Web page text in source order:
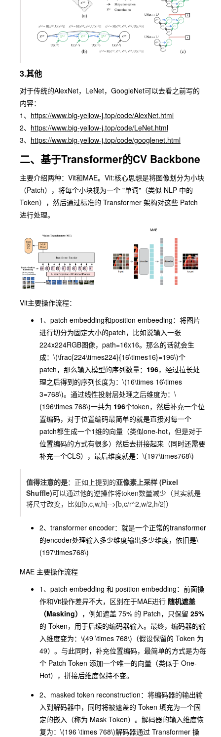
3.其他
对于传统的AlexNet， LeNet， GoogleNet可以去看之前写的
内容：
1、 https://www.big-yellow-j.top/code/AlexNet.html
2、 https://www.big-yellow-j.top/code/LeNet.html
3、 https://www.big-yellow-j.top/code/googlenet.html
二、基于Transformer的CV Backbone
主要介绍两种： Vit和MAE。 Vit:核心思想是将图像划分为小块
（Patch），将每个小块视为一个 "单词"（类似 NLP 中的
Token），然后通过标准的 Transformer 架构对这些 Patch
进行处理。
Vit主要操作流程：
1、 patch embedding和position embeeding：将图片
进行切分为固定大小的patch，比如说输入一张
224x224RGB图像，path=16x16。那么的话就会生
成： \(\frac{224\times224}{16\times16}=196\)个
patch，那么输入模型的序列数量： 196，经过拉长处
理之后得到的序列长度为： \(16\times 16\times
3=768\)。通过线性投射层处理之后维度为： \
(196\times 768\)一共为 196个token，然后补充一个位
置编码，对于位置编码最简单的就是直接对每一个
patch都生成一个1维的向量（类似one-hot，但是对于
位置编码的方式有很多）然后去拼接起来（同时还需要
补充一个CLS），最后维度就是： \(197\times768\)
值得注意的是：正如上提到的亚像素上采样 (Pixel
Shuffle)可以通过他的逆操作将token数量减少（其实就是
将尺寸改变，比如[b,c,w,h]-->[b,c/r^2,w/2,h/2]）
2、 transformer encoder：就是一个正常的transformer
的encoder处理输入多少维度输出多少维度，依旧是\
(197\times768\)
MAE 主要操作流程
1、 patch embedding 和 position embedding：前面操
作和Vit操作差异不大，区别在于MAE进行 随机遮盖
（Masking） ，例如遮盖 75% 的 Patch，只保留 25%
的 Token，用于后续的编码器输入。最终，编码器的输
入维度变为： \(49 \times 768\) （假设保留的 Token 为
49）。与此同时，补充位置编码，最简单的方式是为每
个 Patch Token 添加一个唯一的向量（类似于 One-
Hot），拼接后维度保持不变。
2、 masked token reconstruction：将编码器的输出输
入到解码器中，同时将被遮盖的 Token 填充为一个固
定的嵌入（称为 Mask Token）。解码器的输入维度恢
复为： \(196 \times 768\)解码器通过 Transformer 操